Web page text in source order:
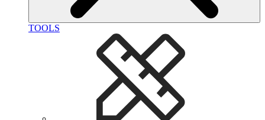
TOOLS